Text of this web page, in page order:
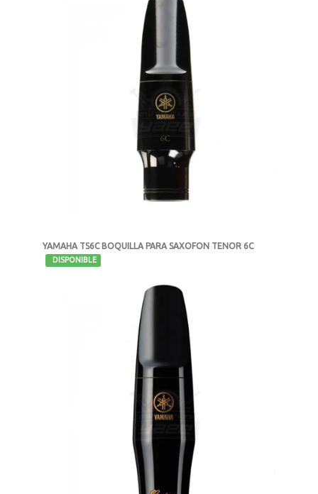
YAMAHA TS6C BOQUILLA PARA SAXOFON TENOR 6C
DISPONIBLE